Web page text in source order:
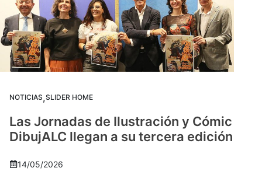
NOTICIAS,SLIDER HOME
Las Jornadas de Ilustración y Cómic
DibujALC llegan a su tercera edición
14/05/2026